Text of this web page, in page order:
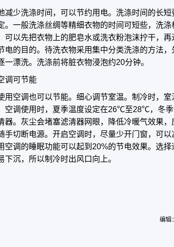
减少洗涤时间，可以节约用电。洗涤时间的长
。一般洗涤丝绸等精细衣物的时间可短些，洗涤
可以先把衣物上的肥皂水或洗衣粉泡沫拧干，
电的目的。待洗衣物采用集中分类洗涤的方法
一漂洗。洗涤前将脏衣物浸泡约20分钟。
调可节能
用空调也可以节能。细心调节室温。制冷时，
空调使用时，夏季温度设定在26℃至28℃，冬
器。灰尘会堵塞滤清器网眼，降低冷暖气效果
手切断电源。开启空调时，尽量少开门窗，可
空调的睡眠功能可以起到20%的节电效果。选
下沉，所以制冷时出风口向上。
编辑